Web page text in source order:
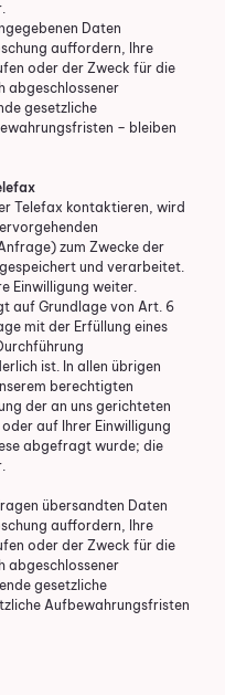
Daten
auffordern, Ihre
oder der Zweck für die
abgeschlossener
gesetzliche
– bleiben
Telefax kontaktieren, wird
zum Zwecke der
und verarbeitet.
Einwilligung weiter.
auf Grundlage von Art. 6
mit der Erfüllung eines
ist. In allen übrigen
berechtigten
der an uns gerichteten
auf Ihrer Einwilligung
abgefragt wurde; die
übersandten Daten
auffordern, Ihre
oder der Zweck für die
abgeschlossener
gesetzliche
Aufbewahrungsfristen